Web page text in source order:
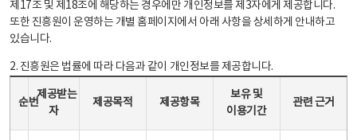
제17조 및 제18조에 해당하는 경우에만 개인정보를 제3자에게 제공합니다.
또한 진흥원이 운영하는 개별 홈페이지에서 아래 사항을 상세하게 안내하고
있습니다.
2. 진흥원은 법률에 따라 다음과 같이 개인정보를 제공합니다.
순번
제공받는
자
제공목적 제공항목
보유 및
이용기간
관련 근거